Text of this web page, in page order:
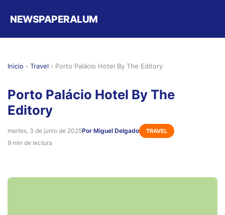
NEWSPAPERALUM
Inicio › Travel › Porto Palácio Hotel By The Editory
Porto Palácio Hotel By The
Editory
martes, 3 de junio de 2025Por Miguel Delgado TRAVEL
9 min de lectura